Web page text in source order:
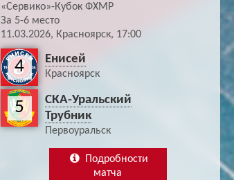
«Сервико»-Кубок ФХМР
За 5-6 место
11.03.2026, Красноярск, 17:00
4 Енисей
Красноярск
5
СКА-Уральский
Трубник
Первоуральск
Подробности
матча